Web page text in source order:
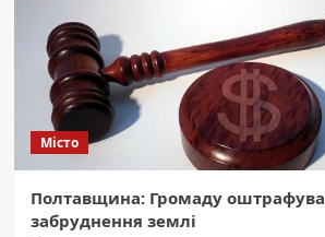
Місто
Полтавщина: Громаду
забруднення землі